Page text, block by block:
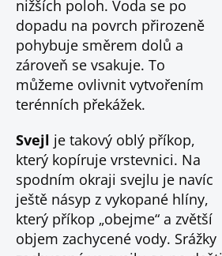
nižších poloh. Voda se po
dopadu na povrch přirozeně
pohybuje směrem dolů a
zároveň se vsakuje. To
můžeme ovlivnit vytvořením
terénních překážek.
Svejl je takový oblý příkop,
který kopíruje vrstevnici. Na
spodním okraji svejlu je navíc
ještě násyp z vykopané hlíny,
který příkop „obejme“ a zvětší
objem zachycené vody. Srážky